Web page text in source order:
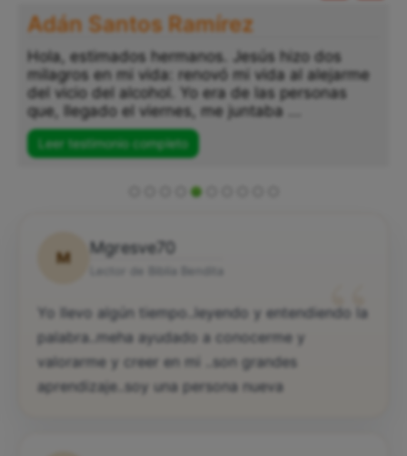
Adán Santos Ramírez
Hola, estimados hermanos. Jesús hizo dos
milagros en mi vida: renovó mi vida al alejarme
del vicio del alcohol. Yo era de las personas
que, llegado el viernes, me juntaba ...
Leer testimonio completo
M
Mgresve70
“
Yo llevo algún tiempo..leyendo y entendiendo la
palabra..meha ayudado a conocerme y
valorarme y creer en mi ..son grandes
aprendizaje..soy una persona nueva